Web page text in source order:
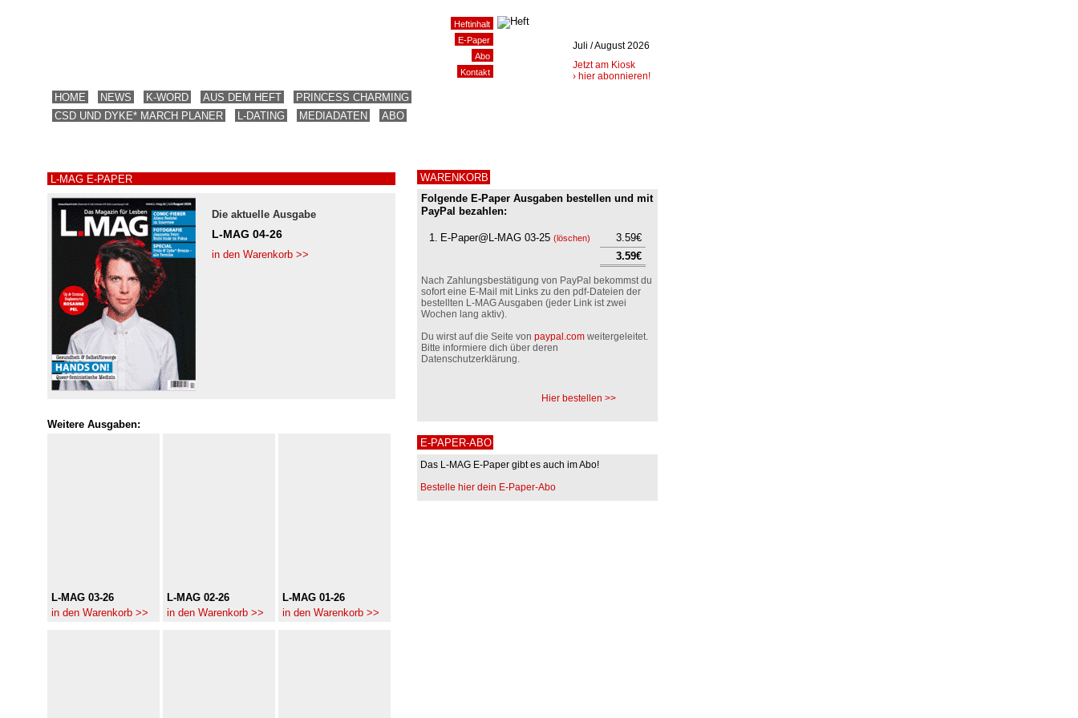
HOME NEWS K-WORD AUS DEM HEFT
PRINCESS CHARMING
CSD UND DYKE* MARCH PLANER
L-DATING MEDIADATEN ABO
L-MAG E-PAPER
Die aktuelle Ausgabe
L-MAG 04-26
in den Warenkorb >>
Weitere Ausgaben:
L-MAG 03-26
in den Warenkorb >>
L-MAG 02-26
in den Warenkorb >>
L-MAG 01-26
in den Warenkorb >>
WARENKORB
Folgende E-Paper Ausgaben bestellen und mit
PayPal bezahlen:
1. E-Paper@L-MAG 03-25 (löschen)
3.59€
3.59€
Nach Zahlungsbestätigung von PayPal bekommst du
sofort eine E-Mail mit Links zu den pdf-Dateien der
bestellten L-MAG Ausgaben (jeder Link ist zwei
Wochen lang aktiv).
Du wirst auf die Seite von paypal.com weitergeleitet.
Bitte informiere dich über deren
Datenschutzerklärung.
Hier bestellen >>
E-PAPER-ABO
Das L-MAG E-Paper gibt es auch im Abo!
Bestelle hier dein E-Paper-Abo
Heftinhalt
E-Paper
Abo
Kontakt
Juli / August 2026
Jetzt am Kiosk
› hier abonnieren!